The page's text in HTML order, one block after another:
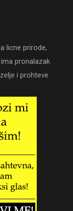
licne prirode,
pronalazak
i prohteve